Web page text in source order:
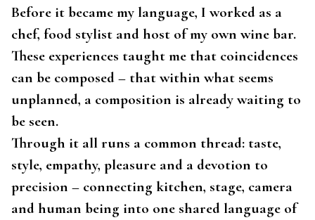
Before it became my language, I worked as a
chef, food stylist and host of my own wine bar.
These experiences taught me that coincidences
can be composed – that within what seems
unplanned, a composition is already waiting to
be seen.
Through it all runs a common thread: taste,
style, empathy, pleasure and a devotion to
precision – connecting kitchen, stage, camera
and human being into one shared language of